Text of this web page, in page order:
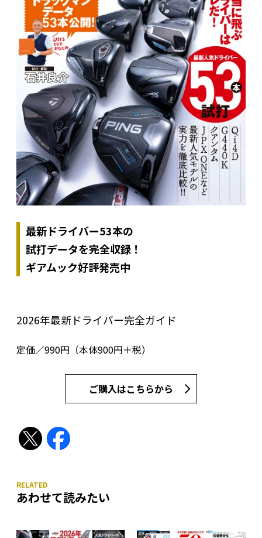
最新ドライバー53本の
試打データを完全収録！
ギアムック好評発売中
2026年最新ドライバー完全ガイド
定価／990円（本体900円＋税）
ご購入はこちらから
あわせて読みたい